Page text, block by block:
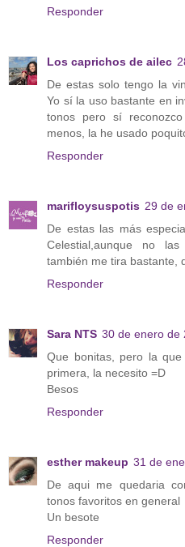
Responder
Los caprichos de ailec
De estas solo tengo la
Yo sí la uso bastante en
tonos pero sí
menos, la he usado
Responder
marifloysuspotis 29 de
De estas las más
Celestial,aunque no
también me tira bastante,
Responder
Sara NTS 30 de enero de
Que bonitas, pero la
primera, la necesito =D
Besos
Responder
esther makeup 31 de
De aqui me quedaria
tonos favoritos en general
Un besote
Responder